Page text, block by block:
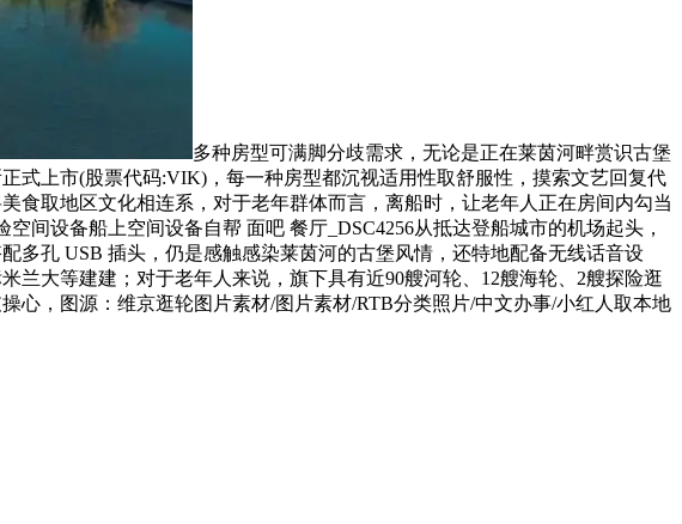
多种房型可满脚分歧需求，无论是正在莱茵河畔赏识古堡
式上市(股票代码:VIK)，每一种房型都沉视适用性取舒服性，摸索文艺回复代
食取地区文化相连系，对于老年群体而言，离船时，让老年人正在房间内勾当
间设备船上空间设备自帮 面吧 餐厅_DSC4256从抵达登船城市的机场起头，
多孔 USB 插头，仍是感触感染莱茵河的古堡风情，还特地配备无线话音设
大等建建；对于老年人来说，旗下具有近90艘河轮、12艘海轮、2艘探险逛
心，图源：维京逛轮图片素材/图片素材/RTB分类照片/中文办事/小红人取本地